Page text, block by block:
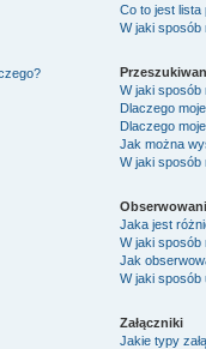
Co to jest lista
W jaki sposób
W jaki
Dlaczego
Dlaczego
Jak można
W jaki sposób
Jaka jest
W jaki sposób
Jak
W jaki sposób
Załączniki
Jakie typy